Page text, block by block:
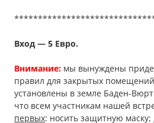
Вход — 5 Евро.
Внимание: мы вынуждены
правил для закрытых
установлены в земле Баден-
что всем участникам нашей
первых: носить защитную маску;